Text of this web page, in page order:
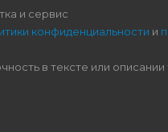
и сервис
конфиденциальности и
в тексте или